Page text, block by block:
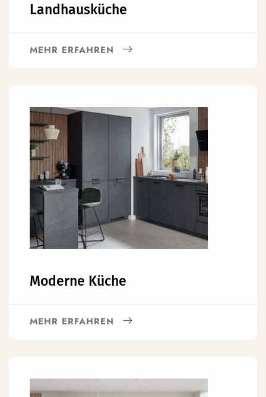
Landhausküche
MEHR ERFAHREN
Moderne Küche
MEHR ERFAHREN